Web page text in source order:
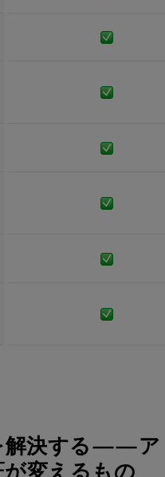
解決する——ア